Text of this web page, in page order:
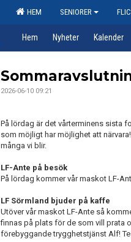
HEM SENIORER
Hem Nyheter Kalender
2026-06-10 09:21
På lördag är det vårterminens sista
som möjligt har möjlighet att
många vi blir.
LF-Ante på besök
På lördag kommer vår maskot LF-
LF Sörmland bjuder på kaffe
Utöver vår maskot LF-Ante så
finnas på plats för de som vill prata
förebyggande trygghetstjänst Alf!